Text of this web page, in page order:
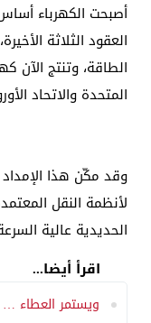
أصبحت الكهرباء
العقود الثلاثة
الطاقة، وتنتج الآن
المتحدة والاتحاد
وقد مكّن هذا
لأنظمة النقل
الحديدية عالية
اقرأ أيضا...
ويستمر العطاء